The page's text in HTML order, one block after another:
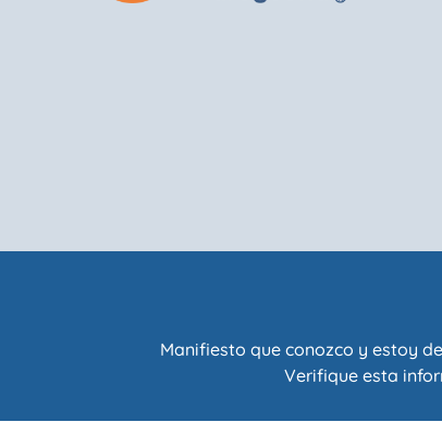
Manifiesto que conozco y estoy
Verifique esta